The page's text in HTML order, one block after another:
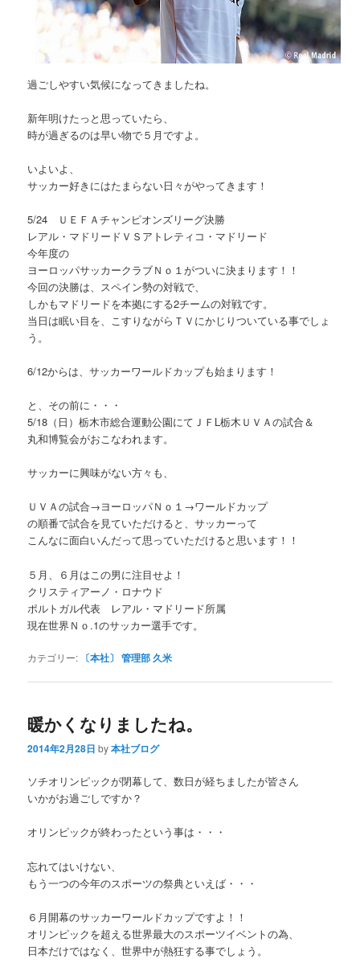
過ごしやすい気候になってきましたね。
新年明けたっと思っていたら、
時が過ぎるのは早い物で５月ですよ。
いよいよ、
サッカー好きにはたまらない日々がやってきます！
5/24 ＵＥＦＡチャンピオンズリーグ決勝
レアル・マドリードＶＳアトレティコ・マドリード
今年度の
ヨーロッパサッカークラブＮｏ１がついに決まります！！
今回の決勝は、スペイン勢の対戦で、
しかもマドリードを本拠にする2チームの対戦です。
当日は眠い目を、こすりながらＴＶにかじりついている事でしょ
う。
6/12からは、サッカーワールドカップも始まります！
と、その前に・・・
5/18（日）栃木市総合運動公園にてＪＦL栃木ＵＶＡの試合＆
丸和博覧会がおこなわれます。
サッカーに興味がない方々も、
ＵＶＡの試合→ヨーロッパＮｏ１→ワールドカップ
の順番で試合を見ていただけると、サッカーって
こんなに面白いんだって思っていただけると思います！！
５月、６月はこの男に注目せよ！
クリスティアーノ・ロナウド
ポルトガル代表 レアル・マドリード所属
現在世界Ｎｏ.1のサッカー選手です。
カテゴリー: 〔本社〕 管理部 久米
暖かくなりましたね。
2014年2月28日 by本社ブログ
ソチオリンピックが閉幕して、数日が経ちましたが皆さん
いかがお過ごしですか？
オリンピックが終わったという事は・・・
忘れてはいけない、
もう一つの今年のスポーツの祭典といえば・・・
６月開幕のサッカーワールドカップですよ！！
オリンピックを超える世界最大のスポーツイベントの為、
日本だけではなく、世界中が熱狂する事でしょう。